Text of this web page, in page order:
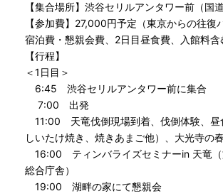
【集合場所】渋谷セリルアンタワー前（国
【参加費】27,000円予定（東京からの往復
宿泊費・懇親会費、2日目昼食費、入館料含
【行程】
＜1日目＞
6:45 渋谷セリルアンタワー前に集合
7:00 出発
11:00 天竜伐倒現場到着、伐倒体験、昼
しいたけ焼き、焼きあまご他）、大光寺の
16:00 ティンバライズセミナーin 天竜（
総合庁舎）
19:00 湖畔の家にて懇親会